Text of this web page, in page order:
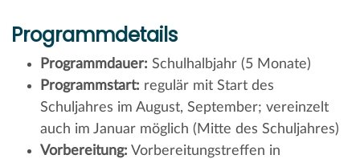
Programmdetails
Programmdauer: Schulhalbjahr (5 Monate)
Programmstart: regulär mit Start des
Schuljahres im August, September; vereinzelt
auch im Januar möglich (Mitte des Schuljahres)
Vorbereitung: Vorbereitungstreffen in